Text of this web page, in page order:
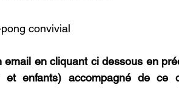
convivial
email en cliquant ci dessous en
enfants) accompagné de ce